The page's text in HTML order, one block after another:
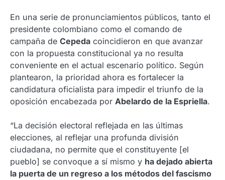
En una serie de pronunciamientos públicos, tanto el
presidente colombiano como el comando de
campaña de Cepeda coincidieron en que avanzar
con la propuesta constitucional ya no resulta
conveniente en el actual escenario político. Según
plantearon, la prioridad ahora es fortalecer la
candidatura oficialista para impedir el triunfo de la
oposición encabezada por Abelardo de la Espriella.
“La decisión electoral reflejada en las últimas
elecciones, al reflejar una profunda división
ciudadana, no permite que el constituyente [el
pueblo] se convoque a sí mismo y ha dejado abierta
la puerta de un regreso a los métodos del fascismo